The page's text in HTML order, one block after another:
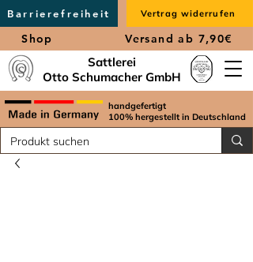
Barrierefreiheit Vertrag widerrufen
Shop Versand ab 7,90€
handgefertigt
100% hergestellt in Deutschland
Sattlerei
Otto Schumacher GmbH